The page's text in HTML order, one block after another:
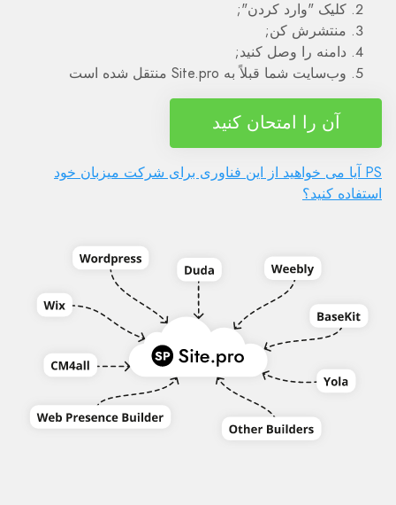
کلیک "وارد كردن";
منتشرش کن;
دامنه را وصل کنید;
وب‌سایت شما قبلاً به Site.pro منتقل شده است
آن را امتحان کنید
PS آیا می خواهید از این فناوری برای شرکت میزبان خود
استفاده کنید؟